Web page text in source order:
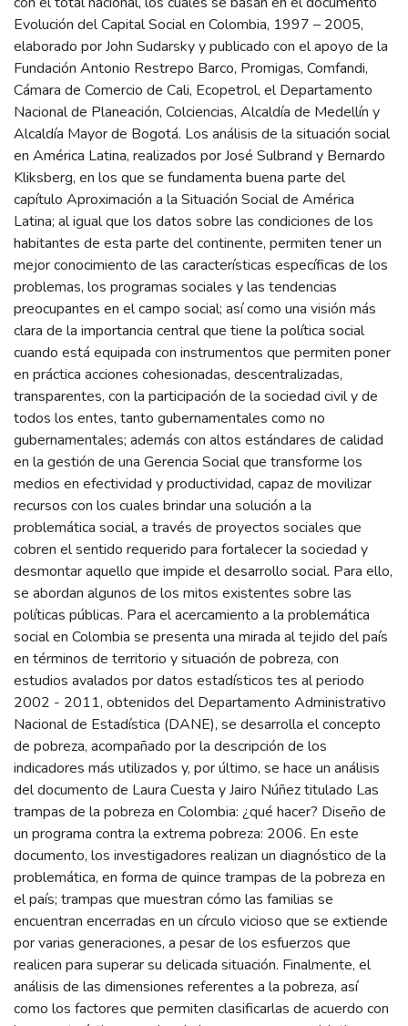
Evolución del Capital Social en Colombia, 1997 – 2005,
elaborado por John Sudarsky y publicado con el apoyo de la
Fundación Antonio Restrepo Barco, Promigas, Comfandi,
Cámara de Comercio de Cali, Ecopetrol, el Departamento
Nacional de Planeación, Colciencias, Alcaldía de Medellín y
Alcaldía Mayor de Bogotá. Los análisis de la situación social
en América Latina, realizados por José Sulbrand y Bernardo
Kliksberg, en los que se fundamenta buena parte del
capítulo Aproximación a la Situación Social de América
Latina; al igual que los datos sobre las condiciones de los
habitantes de esta parte del continente, permiten tener un
mejor conocimiento de las características específicas de los
problemas, los programas sociales y las tendencias
preocupantes en el campo social; así como una visión más
clara de la importancia central que tiene la política social
cuando está equipada con instrumentos que permiten poner
en práctica acciones cohesionadas, descentralizadas,
transparentes, con la participación de la sociedad civil y de
todos los entes, tanto gubernamentales como no
gubernamentales; además con altos estándares de calidad
en la gestión de una Gerencia Social que transforme los
medios en efectividad y productividad, capaz de movilizar
recursos con los cuales brindar una solución a la
problemática social, a través de proyectos sociales que
cobren el sentido requerido para fortalecer la sociedad y
desmontar aquello que impide el desarrollo social. Para ello,
se abordan algunos de los mitos existentes sobre las
políticas públicas. Para el acercamiento a la problemática
social en Colombia se presenta una mirada al tejido del país
en términos de territorio y situación de pobreza, con
estudios avalados por datos estadísticos tes al periodo
2002 - 2011, obtenidos del Departamento Administrativo
Nacional de Estadística (DANE), se desarrolla el concepto
de pobreza, acompañado por la descripción de los
indicadores más utilizados y, por último, se hace un análisis
del documento de Laura Cuesta y Jairo Núñez titulado Las
trampas de la pobreza en Colombia: ¿qué hacer? Diseño de
un programa contra la extrema pobreza: 2006. En este
documento, los investigadores realizan un diagnóstico de la
problemática, en forma de quince trampas de la pobreza en
el país; trampas que muestran cómo las familias se
encuentran encerradas en un círculo vicioso que se extiende
por varias generaciones, a pesar de los esfuerzos que
realicen para superar su delicada situación. Finalmente, el
análisis de las dimensiones referentes a la pobreza, así
como los factores que permiten clasificarlas de acuerdo con